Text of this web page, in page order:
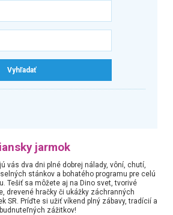
jarmok
vás dva dni plné dobrej nálady, vôní, chutí,
stánkov a bohatého programu pre celú
Tešiť sa môžete aj na Dino svet, tvorivé
drevené hračky či ukážky záchranných
SR. Príďte si užiť víkend plný zábavy, tradícií a
zážitkov!